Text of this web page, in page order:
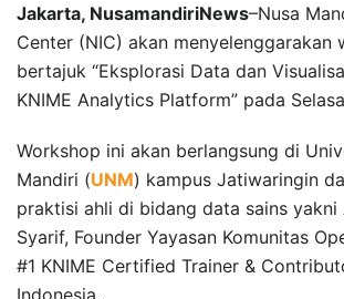
Jakarta, NusamandiriNews–Nusa
Center (NIC) akan menyelenggarakan
bertajuk “Eksplorasi Data dan
KNIME Analytics Platform” pada
Workshop ini akan berlangsung di
Mandiri (UNM) kampus Jatiwaringin
praktisi ahli di bidang data sains yakni
Syarif, Founder Yayasan Komunitas
#1 KNIME Certified Trainer &
Indonesia.